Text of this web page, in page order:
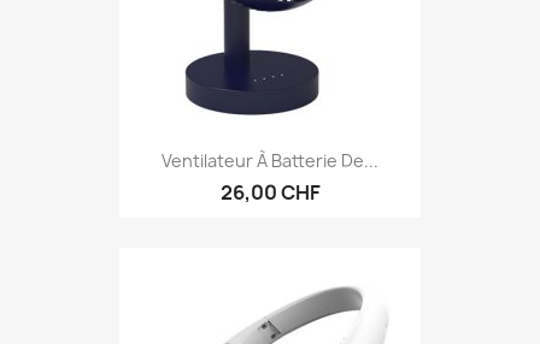
Ventilateur À Batterie De...
26,00 CHF